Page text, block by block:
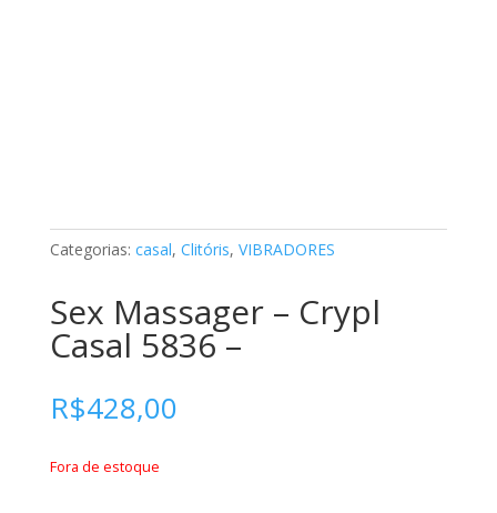
Categorias: casal, Clitóris, VIBRADORES
Sex Massager – Crypl
Casal 5836 –
R$428,00
Fora de estoque